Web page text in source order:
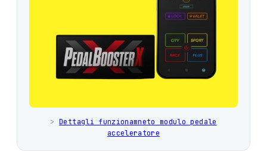
>Dettagli funzionamneto modulo pedale
acceleratore